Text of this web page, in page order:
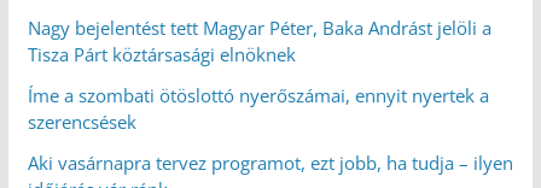
Nagy bejelentést tett Magyar Péter, Baka Andrást jelöli a
Tisza Párt köztársasági elnöknek
Íme a szombati ötöslottó nyerőszámai, ennyit nyertek a
szerencsések
Aki vasárnapra tervez programot, ezt jobb, ha tudja – ilyen